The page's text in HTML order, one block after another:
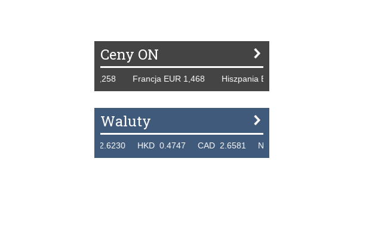
Ceny ON
r. Niemcy EUR 1,258 Francja EUR 1,468 Hiszpania EUR 1,229 WB GBP 1,318
Waluty
3.7236 AUD 2.6230 HKD 0.4747 CAD 2.6581 NZD 2.1889 SGD 2.9048